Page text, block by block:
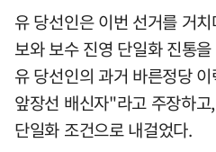
유 당선인은 이번 선거를 거
보와 보수 진영 단일화 진통
유 당선인의 과거 바른정당
앞장선 배신자"라고 주장하
단일화 조건으로 내걸었다.